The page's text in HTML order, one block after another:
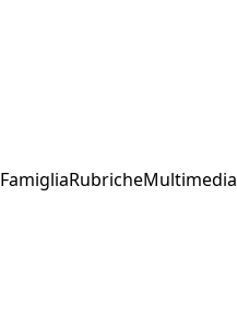
FamigliaRubricheMultimedia